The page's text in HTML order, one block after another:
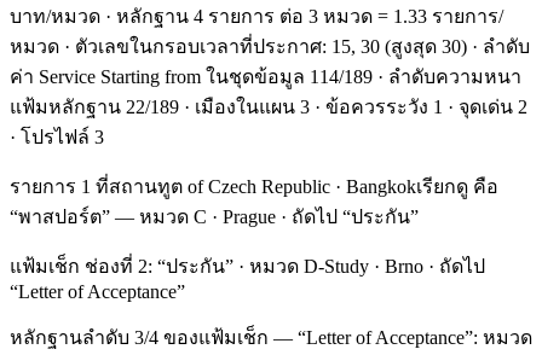
บาท/หมวด · หลักฐาน 4 รายการ ต่อ 3 หมวด = 1.33 รายการ/
หมวด · ตัวเลขในกรอบเวลาที่ประกาศ: 15, 30 (สูงสุด 30) · ลำดับ
ค่า Service Starting from ในชุดข้อมูล 114/189 · ลำดับความหนา
แฟ้มหลักฐาน 22/189 · เมืองในแผน 3 · ข้อควรระวัง 1 · จุดเด่น 2
· โปรไฟล์ 3
รายการ 1 ที่สถานทูต of Czech Republic · Bangkokเรียกดู คือ
“พาสปอร์ต” — หมวด C · Prague · ถัดไป “ประกัน”
แฟ้มเช็ก ช่องที่ 2: “ประกัน” · หมวด D-Study · Brno · ถัดไป
“Letter of Acceptance”
หลักฐานลำดับ 3/4 ของแฟ้มเช็ก — “Letter of Acceptance”: หมวด